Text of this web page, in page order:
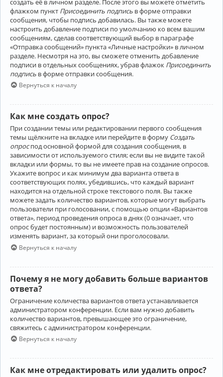
флажком пункт Присоединить подпись в форме отправки
сообщения, чтобы подпись добавилась. Вы также можете
настроить добавление подписи по умолчанию ко всем вашим
сообщениям, сделав соответствующий выбор в параграфе
«Отправка сообщений» пункта «Личные настройки» в личном
разделе. Несмотря на это, вы сможете отменить добавление
подписи в отдельных сообщениях, убрав флажок Присоединить
подпись в форме отправки сообщения.
Вернуться к началу
Как мне создать опрос?
При создании темы или редактировании первого сообщения
темы щёлкните на вкладке или перейдите в форму Создать
опроспод основной формой для создания сообщения, в
зависимости от используемого стиля; если вы не видите такой
вкладки или формы, то вы не имеете прав на создание опросов.
Укажите вопрос и как минимум два варианта ответа в
соответствующих полях, убедившись, что каждый вариант
находится на отдельной строке текстового поля. Вы также
можете задать количество вариантов, которые могут выбрать
пользователи при голосовании, с помощью опции «Вариантов
ответа», период проведения опроса в днях (0 означает, что
опрос будет постоянным) и возможность пользователей
изменять вариант, за который они проголосовали.
Вернуться к началу
Почему я не могу добавить больше вариантов
ответа?
Ограничение количества вариантов ответа устанавливается
администратором конференции. Если вам нужно добавить
количество вариантов, превышающее это ограничение,
свяжитесь с администратором конференции.
Вернуться к началу
Как мне отредактировать или удалить опрос?